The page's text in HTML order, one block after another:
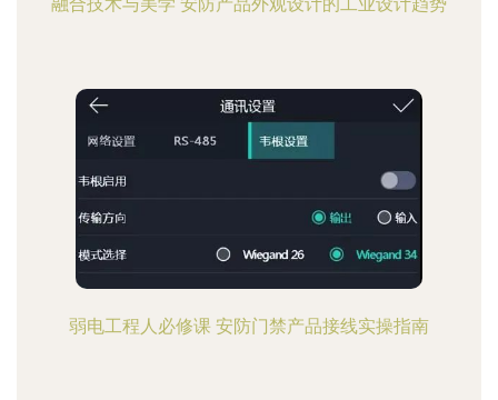
弱电工程人必修课 安防门禁产品接线实操指南